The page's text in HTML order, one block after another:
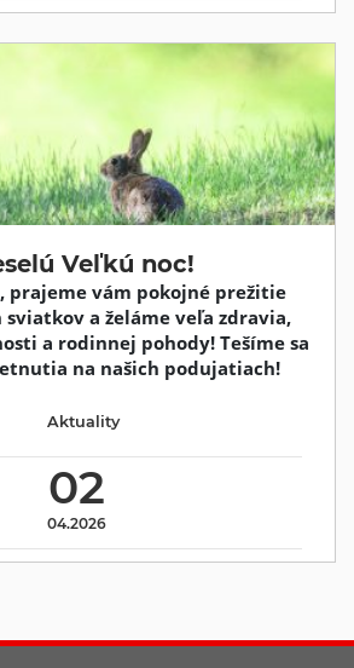
Veľkú noc!
vám pokojné prežitie
a želáme veľa zdravia,
a rodinnej pohody! Tešíme sa
na našich podujatiach!
02
04.2026
Aktuality